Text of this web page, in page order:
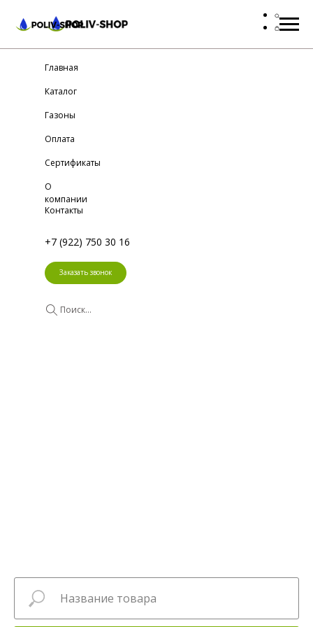
Заказать звонок
+7 (922) 750 30 16
Главная
Каталог
Газоны
Оплата
Сертификаты
О
компании
Контакты
Поиск...